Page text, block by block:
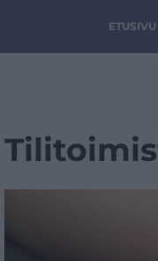
ETUSIVU